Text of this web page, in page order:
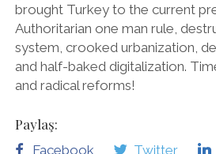
brought Turkey to the current
Authoritarian one man rule,
system, crooked urbanization,
and half-baked digitalization.
and radical reforms!
Paylaş:
Facebook Twitter